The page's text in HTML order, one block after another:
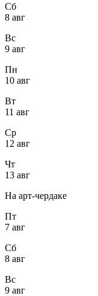
Сб
8 авг
Вс
9 авг
Пн
10 авг
Вт
11 авг
Ср
12 авг
Чт
13 авг
На арт-чердаке
Пт
7 авг
Сб
8 авг
Вс
9 авг